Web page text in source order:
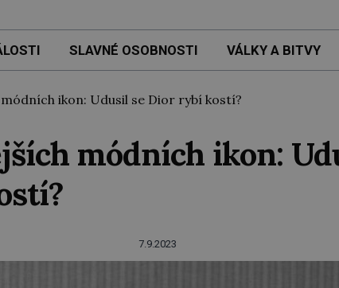
SLAVNÉ OSOBNOSTI VÁLKY A BITVY
ikon: Udusil se Dior rybí kostí?
módních ikon:
7.9.2023